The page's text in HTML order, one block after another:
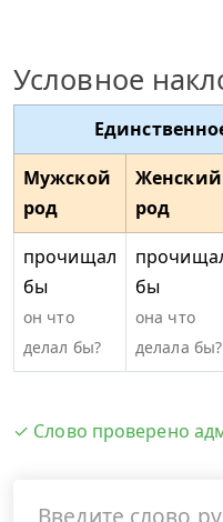
Условное
Мужской
род
Женский
род
прочищал
бы
он что
делал бы?
бы
она что
делала бы?
✓ Слово проверено